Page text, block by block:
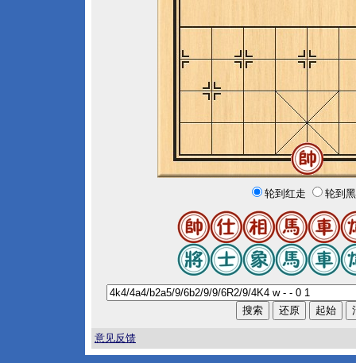
轮到红走 轮到
意见反馈